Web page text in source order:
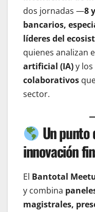
dos jornadas —8
bancarios,
líderes del
quienes analizan
artificial (IA)y los
colaborativos
sector.
Un punto
innovación
El Bantotal
y combina
magistrales,